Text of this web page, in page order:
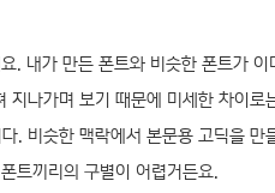
. 내가 만든 폰트와 비슷한 폰트가
나가며 보기 때문에 미세한 차이로
. 비슷한 맥락에서 본문용 고딕을 만
트끼리의 구별이 어렵거든요.